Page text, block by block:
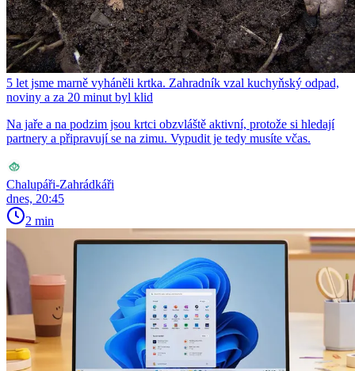
5 let jsme marně vyháněli krtka. Zahradník vzal kuchyňský odpad,
noviny a za 20 minut byl klid
Na jaře a na podzim jsou krtci obzvláště aktivní, protože si hledají
partnery a připravují se na zimu. Vypudit je tedy musíte včas.
Chalupáři-Zahrádkáři
dnes, 20:45
2 min